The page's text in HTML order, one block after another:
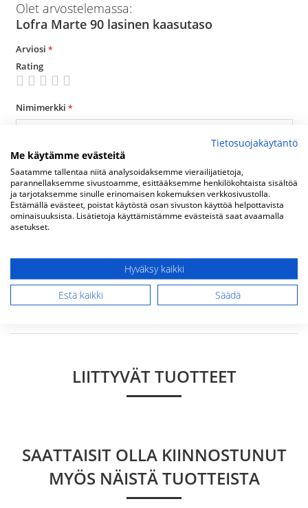
Olet arvostelemassa:
Lofra Marte 90 lasinen kaasutaso
Arviosi
Rating
star
stars
stars
stars
stars
Nimimerkki
Yhteenveto
Arvostelu
Lähetä arvostelu
LIITTYVÄT TUOTTEET
SAATTAISIT OLLA KIINNOSTUNUT
MYÖS NÄISTÄ TUOTTEISTA
Tietosuojakäytäntö
Me käytämme evästeitä
Saatamme tallentaa niitä analysoidaksemme vierailijatietoja,
parannellaksemme sivustoamme, esittääksemme henkilökohtaista sisältöä
ja tarjotaksemme sinulle erinomaisen kokemuksen verkkosivustolla.
Estämällä evästeet, poistat käytöstä osan sivuston käyttöä helpottavista
ominaisuuksista. Lisätietoja käyttämistämme evästeistä saat avaamalla
asetukset.
Hyväksy kaikki
Estä kaikki
Säädä